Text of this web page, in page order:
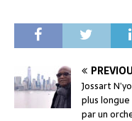
Jossart
plus
par un